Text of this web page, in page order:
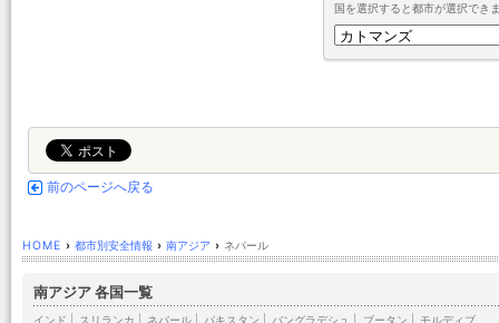
国を選択すると都市が選択でき
前のページへ戻る
HOME › 都市別安全情報 › 南アジア › ネパール
南アジア 各国一覧
インド スリランカ ネパール パキスタン バングラデシュ ブータン モルディブ